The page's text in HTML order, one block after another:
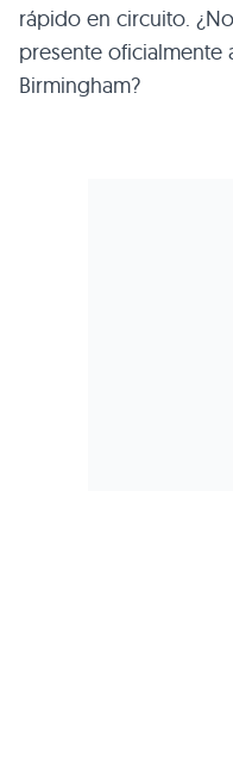
rápido en circuito.
presente oficialmente
Birmingham?